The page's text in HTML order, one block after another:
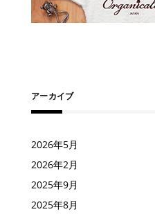
アーカイブ
2026年5月
2026年2月
2025年9月
2025年8月